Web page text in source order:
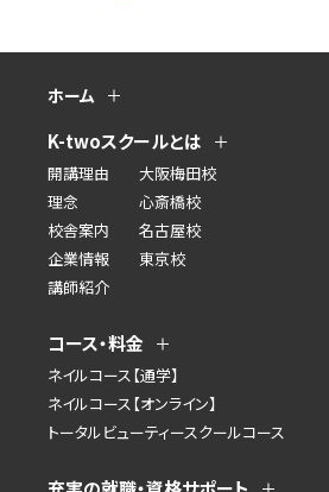
ホーム
K-twoスクールとは
開講理由
理念
校舎案内
企業情報
講師紹介
大阪梅田校
心斎橋校
名古屋校
東京校
コース・料金
ネイルコース【通学】
ネイルコース【オンライン】
トータルビューティースクールコース